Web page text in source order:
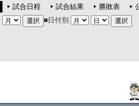
試合日程 試合結果 勝敗表
■日付別